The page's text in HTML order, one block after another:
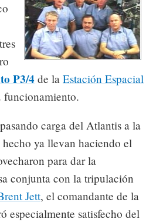
P3/4 de la Estación Espacial
funcionamiento.
carga del Atlantis a la
ya llevan haciendo el
para dar la
conjunta con la tripulación
Jett, el comandante de la
especialmente satisfecho del